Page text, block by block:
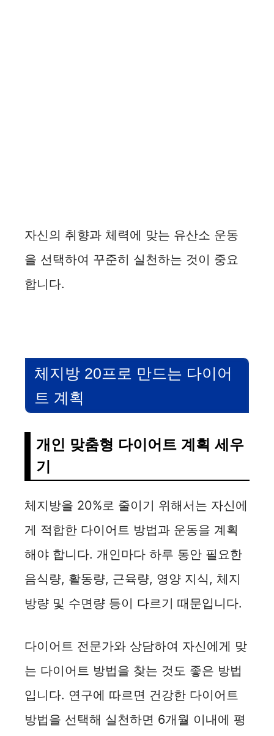
자신의 취향과 체력에 맞는 유산소 운동
을 선택하여 꾸준히 실천하는 것이 중요
합니다.
체지방 20프로 만드는 다이어
트 계획
개인 맞춤형 다이어트 계획 세우
기
체지방을 20%로 줄이기 위해서는 자신에
게 적합한 다이어트 방법과 운동을 계획
해야 합니다. 개인마다 하루 동안 필요한
음식량, 활동량, 근육량, 영양 지식, 체지
방량 및 수면량 등이 다르기 때문입니다.
다이어트 전문가와 상담하여 자신에게 맞
는 다이어트 방법을 찾는 것도 좋은 방법
입니다. 연구에 따르면 건강한 다이어트
방법을 선택해 실천하면 6개월 이내에 평